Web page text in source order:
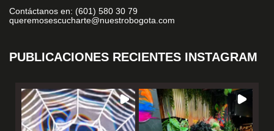
Contáctanos en: (601) 580 30 79
queremosescucharte@nuestrobogota.com
PUBLICACIONES RECIENTES INSTAGRAM